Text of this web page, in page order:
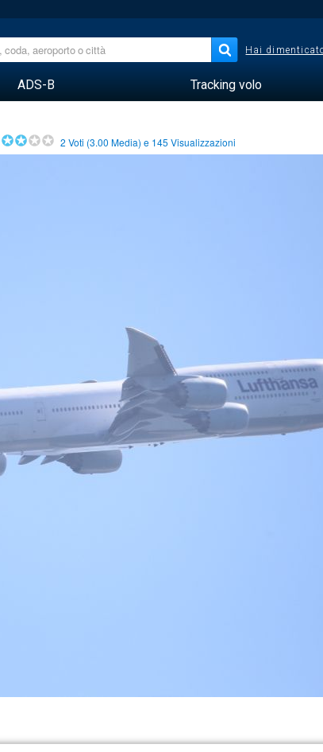
Hai
ADS-B Tracking volo
2 Voti (3.00 Media) e 145 Visualizzazioni